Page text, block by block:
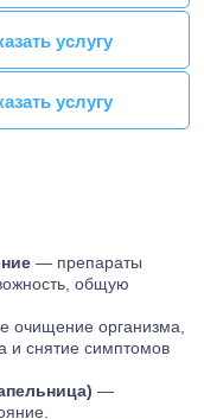
услугу
услугу
услугу
услугу
— препараты
общую
организма,
и снятие симптомов
—